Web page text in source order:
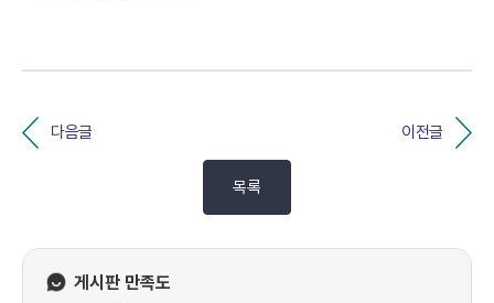
다음글 이전글
목록
게시판 만족도